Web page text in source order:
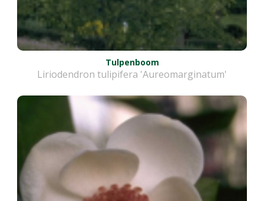
Tulpenboom
Liriodendron tulipifera 'Aureomarginatum'